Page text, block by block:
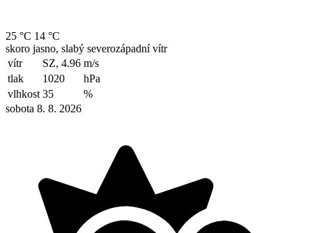
25 °C 14 °C
skoro jasno, slabý severozápadní vítr
vítr
SZ, 4.96 m/s
tlak
1020
hPa
vlhkost 35
%
sobota 8. 8. 2026